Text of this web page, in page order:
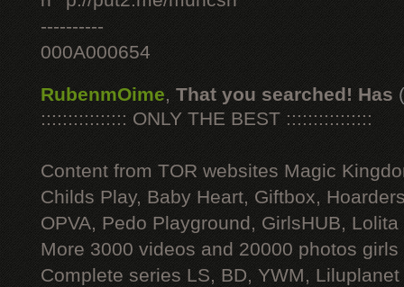
----------
000A000654
RubenmOime, That you searched! Has
:::::::::::::::: ONLY THE BEST ::::::::::::::::
Content from TOR websites Magic
Childs Play, Baby Heart, Giftbox,
OPVA, Pedo Playground, GirlsHUB, Lolita
More 3000 videos and 20000 photos
Complete series LS, BD, YWM, Liluplanet